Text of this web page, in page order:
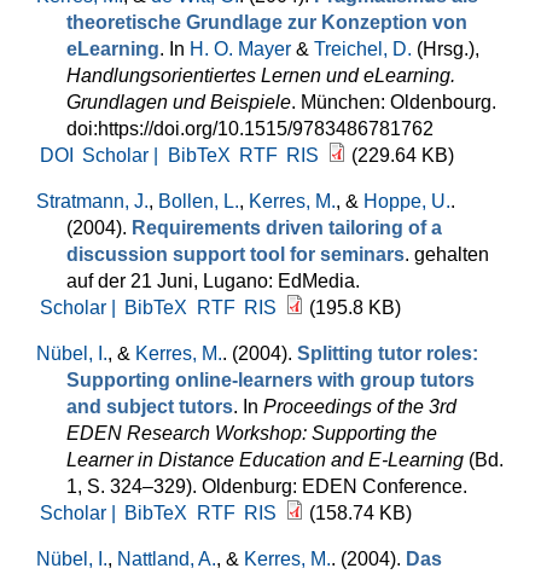
theoretische Grundlage zur Konzeption von
eLearning. In H. O. Mayer & Treichel, D. (Hrsg.),
Handlungsorientiertes Lernen und eLearning.
Grundlagen und Beispiele. München: Oldenbourg.
doi:https://doi.org/10.1515/9783486781762
DOI
Scholar | BibTeX RTF RIS (229.64 KB)
Stratmann, J., Bollen, L., Kerres, M., & Hoppe, U..
(2004). Requirements driven tailoring of a
discussion support tool for seminars. gehalten
auf der 21 Juni, Lugano: EdMedia.
Scholar |
BibTeX RTF RIS (195.8 KB)
Nübel, I., & Kerres, M.. (2004). Splitting tutor roles:
Supporting online-learners with group tutors
and subject tutors. In Proceedings of the 3rd
EDEN Research Workshop: Supporting the
Learner in Distance Education and E-Learning (Bd.
1, S. 324–329). Oldenburg: EDEN Conference.
Scholar |
BibTeX RTF RIS (158.74 KB)
Nübel, I., Nattland, A., & Kerres, M.. (2004). Das